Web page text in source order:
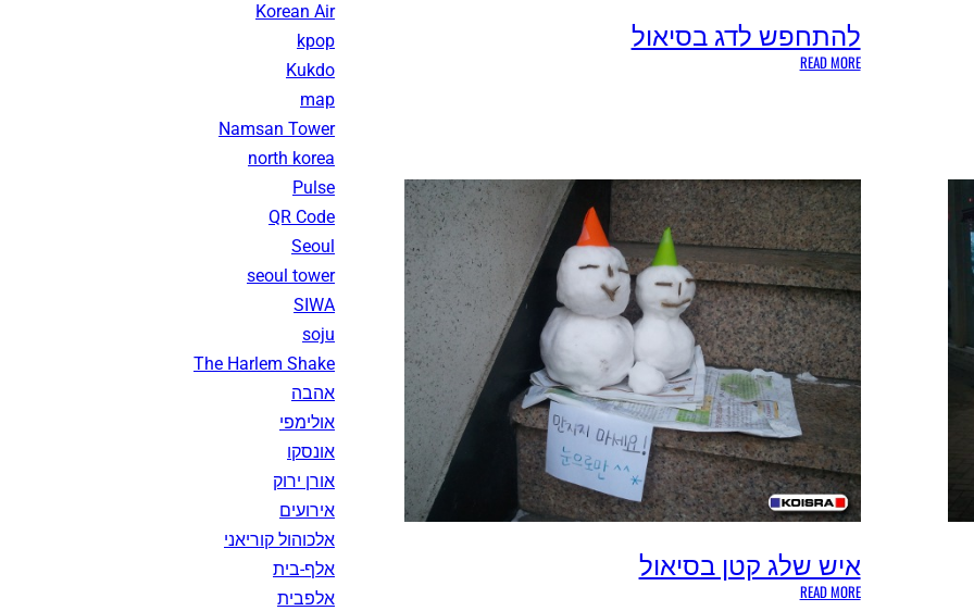
להתחפש לדג בסיאול
READ MORE
:
פ
ש
ל
ד
ג
ב
ס
י
א
ו
ל
איש שלג קטן בסיאול
READ MORE
:
Korean Air
kpop
Kukdo
map
Namsan Tower
north korea
Pulse
QR Code
Seoul
seoul tower
SIWA
soju
The Harlem Shake
אהבה
אולימפי
אונסקו
אורן ירוק
אירועים
אלכוהול קוריאני
אלף-בית
אלפבית